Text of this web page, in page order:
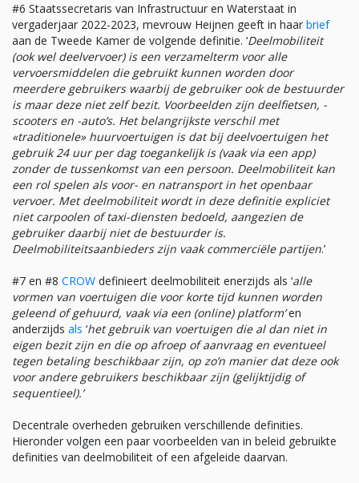
#6 Staatssecretaris van Infrastructuur en Waterstaat in
vergaderjaar 2022-2023, mevrouw Heijnen geeft in haar brief
aan de Tweede Kamer de volgende definitie. ‘Deelmobiliteit
(ook wel deelvervoer) is een verzamelterm voor alle
vervoersmiddelen die gebruikt kunnen worden door
meerdere gebruikers waarbij de gebruiker ook de bestuurder
is maar deze niet zelf bezit. Voorbeelden zijn deelfietsen, -
scooters en -auto’s. Het belangrijkste verschil met
«traditionele» huurvoertuigen is dat bij deelvoertuigen het
gebruik 24 uur per dag toegankelijk is (vaak via een app)
zonder de tussenkomst van een persoon. Deelmobiliteit kan
een rol spelen als voor- en natransport in het openbaar
vervoer. Met deelmobiliteit wordt in deze definitie expliciet
niet carpoolen of taxi-diensten bedoeld, aangezien de
gebruiker daarbij niet de bestuurder is.
Deelmobiliteitsaanbieders zijn vaak commerciële partijen.’
#7 en #8 CROW definieert deelmobiliteit enerzijds als ‘alle
vormen van voertuigen die voor korte tijd kunnen worden
geleend of gehuurd, vaak via een (online) platform’en
anderzijds als ‘het gebruik van voertuigen die al dan niet in
eigen bezit zijn en die op afroep of aanvraag en eventueel
tegen betaling beschikbaar zijn, op zo’n manier dat deze ook
voor andere gebruikers beschikbaar zijn (gelijktijdig of
sequentieel).’
Decentrale overheden gebruiken verschillende definities.
Hieronder volgen een paar voorbeelden van in beleid gebruikte
definities van deelmobiliteit of een afgeleide daarvan.